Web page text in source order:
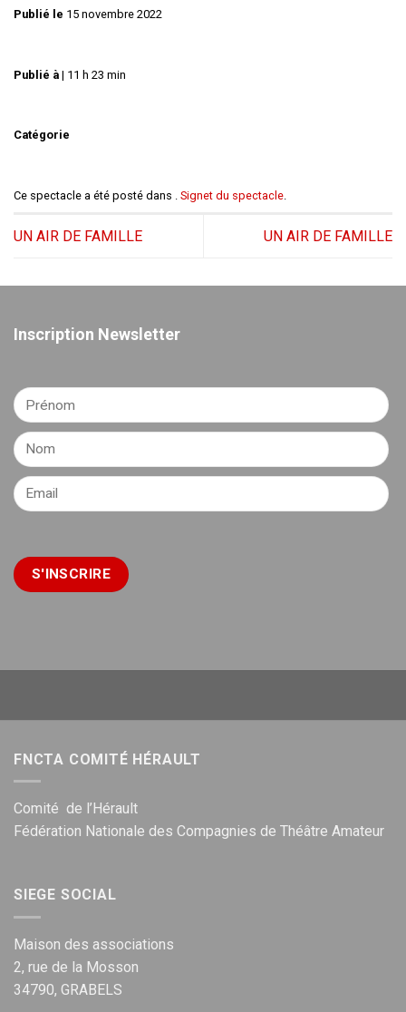
Publié le 15 novembre 2022
Publié à | 11 h 23 min
Catégorie
Ce spectacle a été posté dans . Signet du spectacle.
UN AIR DE FAMILLE UN AIR DE FAMILLE
Inscription Newsletter
FNCTA COMITÉ HÉRAULT
Comité de l’Hérault
Fédération Nationale des Compagnies de Théâtre Amateur
SIEGE SOCIAL
Maison des associations
2, rue de la Mosson
34790, GRABELS